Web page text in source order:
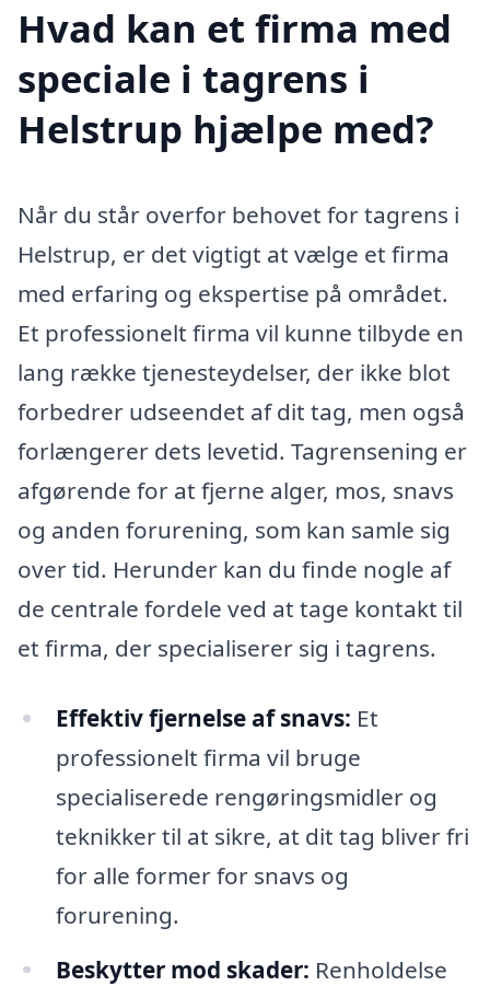
Hvad kan et firma med
speciale i tagrens i
Helstrup hjælpe med?
Når du står overfor behovet for tagrens i
Helstrup, er det vigtigt at vælge et firma
med erfaring og ekspertise på området.
Et professionelt firma vil kunne tilbyde en
lang række tjenesteydelser, der ikke blot
forbedrer udseendet af dit tag, men også
forlængerer dets levetid. Tagrensening er
afgørende for at fjerne alger, mos, snavs
og anden forurening, som kan samle sig
over tid. Herunder kan du finde nogle af
de centrale fordele ved at tage kontakt til
et firma, der specialiserer sig i tagrens.
Effektiv fjernelse af snavs: Et
professionelt firma vil bruge
specialiserede rengøringsmidler og
teknikker til at sikre, at dit tag bliver fri
for alle former for snavs og
forurening.
Beskytter mod skader: Renholdelse